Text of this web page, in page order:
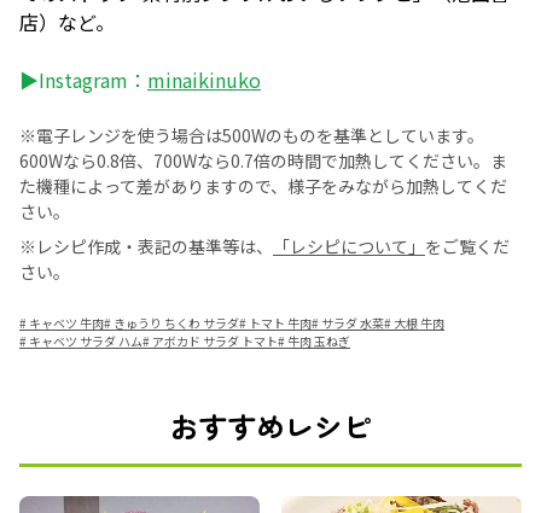
店）など。
▶Instagram： minaikinuko
※電子レンジを使う場合は500Wのものを基準としています。
600Wなら0.8倍、700Wなら0.7倍の時間で加熱してください。ま
た機種によって差がありますので、様子をみながら加熱してくだ
さい。
※レシピ作成・表記の基準等は、
「レシピについて」 をご覧くだ
さい。
# キャベツ 牛肉# きゅうり ちくわ サラダ# トマト 牛肉# サラダ 水菜# 大根 牛肉
# キャベツ サラダ ハム# アボカド サラダ トマト#牛肉 玉ねぎ
おすすめレシピ